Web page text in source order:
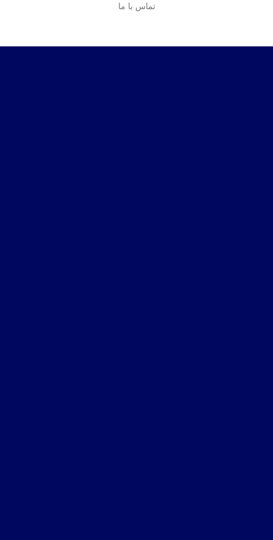
تماس با ما